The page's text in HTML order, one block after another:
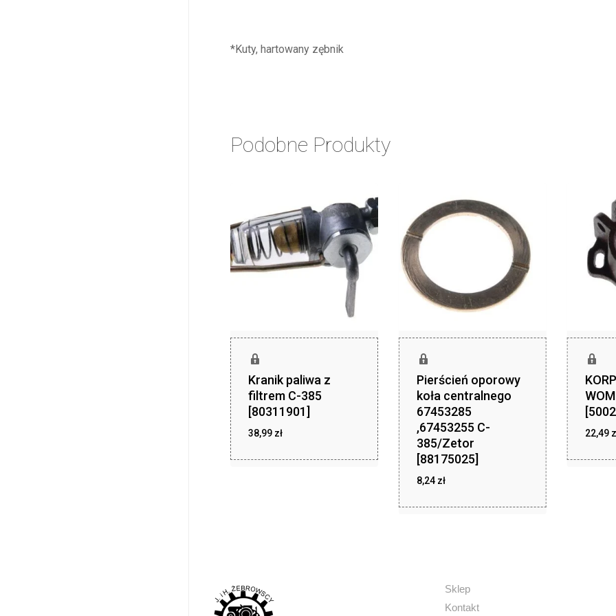
*Kuty, hartowany zębnik
Podobne Produkty
Kranik paliwa z
filtrem C-385
[80311901]
38,99 zł
Pierścień oporowy
koła centralnego
67453285
,67453255 C-
385/Zetor
[88175025]
8,24 zł
22,49
Sklep
Kontakt